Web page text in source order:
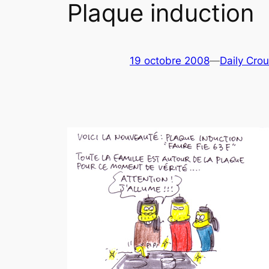
Plaque induction
19 octobre 2008—Daily